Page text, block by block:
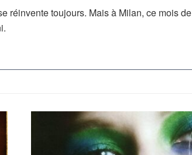
réinvente toujours. Mais à Milan, ce mois de